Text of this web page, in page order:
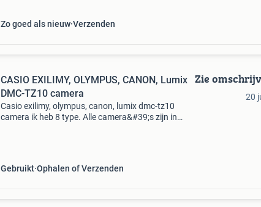
Zo goed als nieuw Verzenden
CASIO EXILIMY, OLYMPUS, CANON, Lumix
DMC-TZ10 camera
Casio exilimy, olympus, canon, lumix dmc-tz10
camera ik heb 8 type. Alle camera&#39;s zijn in
Gebruikt Ophalen of Verzenden
Zie
20